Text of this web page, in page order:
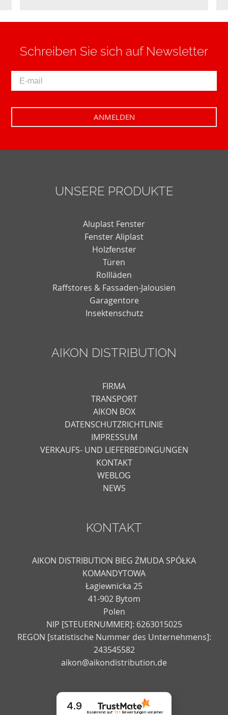
Schreiben Sie sich auf Newsletter
UNSERE PRODUKTE
Aluplast Fenster
Fenster Aliplast
Holzfenster
Türen
Rollläden
Raffstores & Fassaden-Jalousien
Garagentore
Insektenschutz
AIKON DISTRIBUTION
FIRMA
TRANSPORT
AIKON BOX
DATENSCHUTZRICHTLINIE
IMPRESSUM
VERKAUFS- UND LIEFERBEDINGUNGEN
KONTAKT
WEBLOG
NEWS
KONTAKT
AIKON DISTRIBUTION BIEG ŻMUDA SPÓŁKA
KOMANDYTOWA
Łagiewnicka 25
41-902 Bytom
Polen
NIP [STEUERNUMMER]: 6263015025
REGON [statistische Nummer des Unternehmens]:
243545582
aikon@aikondistribution.de
4.9
Basierend auf 131 Bewertungenvon jeher